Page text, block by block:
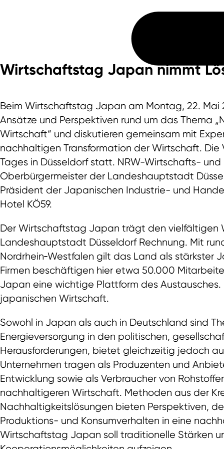
Wirtschaftstag Japan nimmt
Beim Wirtschaftstag Japan am Montag, 22. Mai
Ansätze und Perspektiven rund um das Thema
Wirtschaft“ und diskutieren gemeinsam mit
nachhaltigen Transformation der Wirtschaft.
Tages in Düsseldorf statt. NRW-Wirtschafts-
Oberbürgermeister der Landeshauptstadt
Präsident der Japanischen Industrie- und
Hotel KÖ59.
Der Wirtschaftstag Japan trägt den vielfältigen
Landeshauptstadt Düsseldorf Rechnung. Mit
Nordrhein‑Westfalen gilt das Land als
Firmen beschäftigen hier etwa 50.000
Japan eine wichtige Plattform des
japanischen Wirtschaft.
Sowohl in Japan als auch in Deutschland sind
Energieversorgung in den politischen,
Herausforderungen, bietet gleichzeitig jedoch
Unternehmen tragen als Produzenten und
Entwicklung sowie als Verbraucher von
nachhaltigeren Wirtschaft. Methoden aus der
Nachhaltigkeitslösungen bieten Perspektiven,
Produktions- und Konsumverhalten in eine
Wirtschaftstag Japan soll traditionelle Stärken